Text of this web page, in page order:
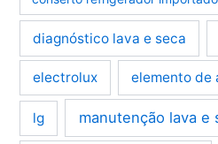
diagnóstico lava e seca
electrolux elemento de
lg manutenção lava e